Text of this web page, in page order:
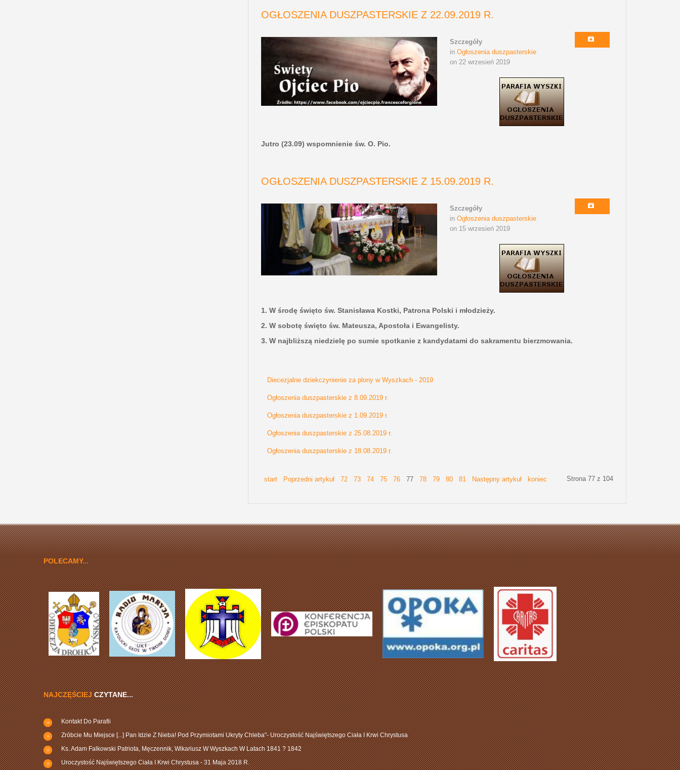
OGŁOSZENIA DUSZPASTERSKIE Z 22.09.2019 R.
Szczegóły
in Ogłoszenia duszpasterskie
on 22 wrzesień 2019
Jutro (23.09) wspomnienie św. O. Pio.
OGŁOSZENIA DUSZPASTERSKIE Z 15.09.2019 R.
Szczegóły
in Ogłoszenia duszpasterskie
on 15 wrzesień 2019
1. W środę święto św. Stanisława Kostki, Patrona Polski i młodzieży.
2. W sobotę święto św. Mateusza, Apostoła i Ewangelisty.
3. W najbliższą niedzielę po sumie spotkanie z kandydatami do sakramentu bierzmowania.
Diecezjalne dziekczynienie za plony w Wyszkach - 2019
Ogłoszenia duszpasterskie z 8.09.2019 r.
Ogłoszenia duszpasterskie z 1.09.2019 r.
Ogłoszenia duszpasterskie z 25.08.2019 r.
Ogłoszenia duszpasterskie z 18.08.2019 r.
Strona 77 z 104
start Poprzedni artykuł 72 73 74 75 76 77 78 79 80 81 Następny artykuł koniec
POLECAMY...
NAJCZĘŚCIEJCZYTANE...
Kontakt Do Parafii
Zróbcie Mu Miejsce [...] Pan Idzie Z Nieba! Pod Przymiotami Ukryty Chleba"- Uroczystość Najświętszego Ciała I Krwi Chrystusa
Ks. Adam Falkowski Patriota, Męczennik, Wikariusz W Wyszkach W Latach 1841 ? 1842
Uroczystość Najświętszego Ciała I Krwi Chrystusa - 31 Maja 2018 R.